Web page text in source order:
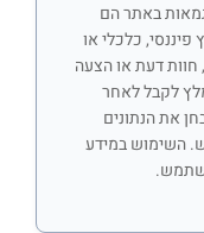
באתר הם
פיננסי, כלכלי או
דעת או הצעה
לקבל לאחר
את הנתונים
השימוש במידע